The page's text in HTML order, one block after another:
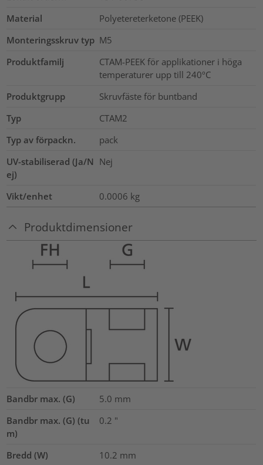
Material
Polyetereterketone (PEEK)
Monteringsskruv typ M5
Produktfamilj
CTAM-PEEK för applikationer i höga
temperaturer upp till 240ºC
Produktgrupp
Skruvfäste för buntband
Typ
CTAM2
Typ av förpackn.
pack
UV-stabiliserad (Ja/N
ej)
Nej
Vikt/enhet 0.0006 kg
Produktdimensioner
Bandbr max. (G) 5.0 mm
Bandbr max. (G) (tu
m)
0.2 "
Bredd (W) 10.2 mm